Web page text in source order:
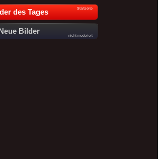
des Tages Startseite
Neue Bilder
nicht moderiert